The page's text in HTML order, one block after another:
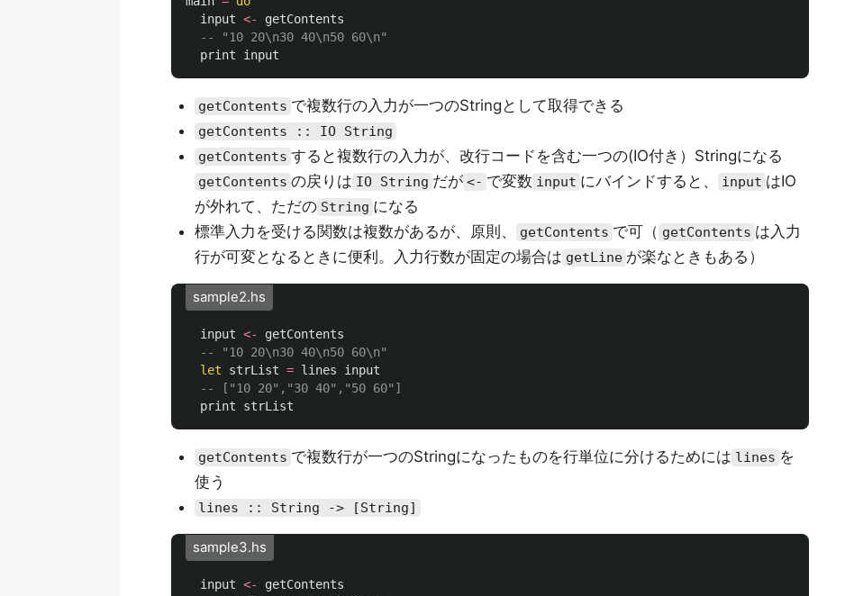
input <-
getContents
-- "10 20\n30 40\n50 60\n"
print
input
getContents で複数行の入力が一つのStringとして取得できる
getContents :: IO String
getContents すると複数行の入力が、改行コードを含む一つの(IO付き）Stringになる
getContents の戻りは IO String だが <- で変数 input にバインドすると、 input はIO
が外れて、ただの String になる
標準入力を受ける関数は複数があるが、原則、
getContents で可（ getContents は入力
行が可変となるときに便利。入力行数が固定の場合は getLine が楽なときもある）
sample2.hs
input <-
getContents
-- "10 20\n30 40\n50 60\n"
let
strList = lines
input
-- ["10 20","30 40","50 60"]
print
strList
getContents で複数行が一つのStringになったものを行単位に分けるためには lines を
使う
lines :: String -> [String]
sample3.hs
input <-
getContents